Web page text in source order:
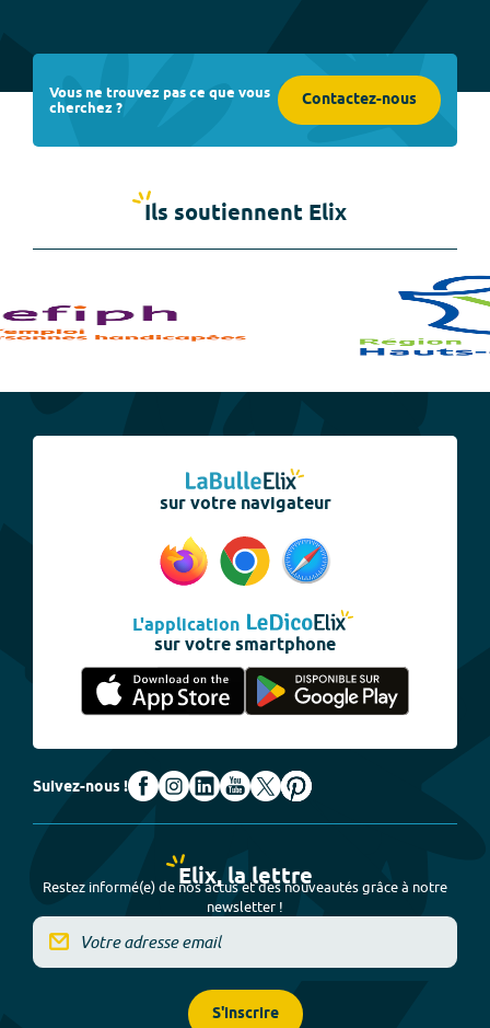
Vous ne trouvez pas ce que vous
cherchez ? Contactez-nous
Ils soutiennent Elix
sur votre navigateur
L'application
sur votre smartphone
Suivez-nous !
Elix, la lettre
Restez informé(e) de nos actus et des nouveautés grâce à notre
newsletter !
S'inscrire